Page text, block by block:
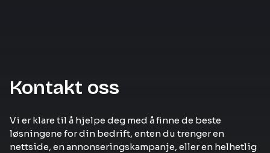
Kontakt oss
Vi er klare til å hjelpe deg med å finne de beste
løsningene for din bedrift, enten du trenger en
nettside, en annonseringskampanje, eller en helhetlig